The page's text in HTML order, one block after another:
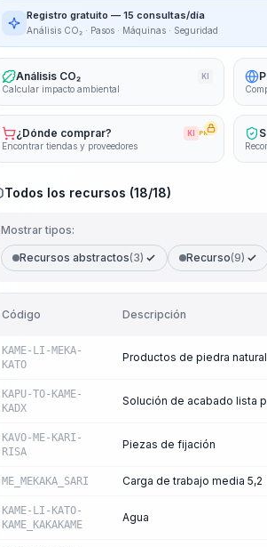
Registro gratuito — 15 consultas/día
Análisis CO₂ · Pasos · Máquinas · Seguridad
Análisis CO₂ KI
Calcular impacto ambiental
¿Dónde comprar? KI PRO
Encontrar tiendas y proveedores
Todos los recursos (18/18)
Mostrar tipos:
Recursos abstractos(3) Recurso(9)
Código Descripción
KAME-LI-MEKA-
KATO
Productos de piedra natural
KAPU-TO-KAME-
KADX
Solución de acabado lista
KAVO-ME-KARI-
RISA
Piezas de fijación
ME_MEKAKA_SARI Carga de trabajo media 5,2
KAME-LI-KATO-
KAME_KAKAKAME
Agua